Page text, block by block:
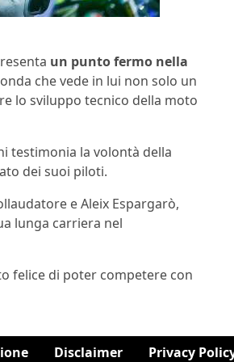
un punto fermo nella
che vede in lui non solo un
lo sviluppo tecnico della moto
testimonia la volontà della
dei suoi piloti.
e Aleix Espargarò,
lunga carriera nel
felice di poter competere con
Disclaimer Privacy